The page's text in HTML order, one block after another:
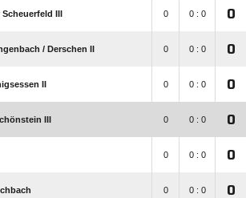
III 0 0 : 0 0
/​ Derschen II 0 0 : 0 0
II 0 0 : 0 0
III 0 0 : 0 0
0 0 : 0 0
0 0 : 0 0